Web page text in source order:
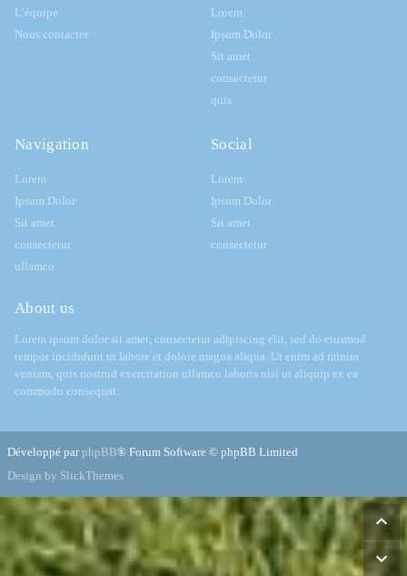
L’équipe
Nous contacter
Lorem
Ipsum Dolor
Sit amet
consectetur
quis
Navigation
Lorem
Ipsum Dolor
Sit amet
consectetur
ullamco
Social
Lorem
Ipsum Dolor
Sit amet
consectetur
About us
Lorem ipsum dolor sit amet, consectetur adipiscing elit, sed do eiusmod
tempor incididunt ut labore et dolore magna aliqua. Ut enim ad minim
veniam, quis nostrud exercitation ullamco laboris nisi ut aliquip ex ea
commodo consequat.
Développé parphpBB® Forum Software © phpBB Limited
Design by SlickThemes